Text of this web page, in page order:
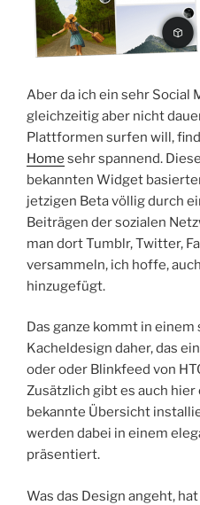
Aber da ich ein sehr Social
gleichzeitig aber nicht
Plattformen surfen will,
Home sehr spannend.
bekannten Widget
jetzigen Beta völlig durch
Beiträgen der sozialen
man dort Tumblr, Twitter,
versammeln, ich hoffe,
hinzugefügt.
Das ganze kommt in
Kacheldesign daher, das
oder oder Blinkfeed von
Zusätzlich gibt es auch
bekannte Übersicht
werden dabei in einem
präsentiert.
Was das Design angeht,